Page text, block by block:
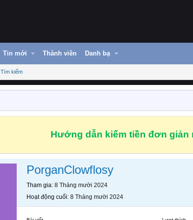
Tin mới Thành viên Danh bạ
Tìm kiếm
Hướng dẫn kiếm tiền đơn giản
PorganClowflosy
Tham gia 8 Tháng mười 2024
Hoạt động cuối 8 Tháng mười 2024